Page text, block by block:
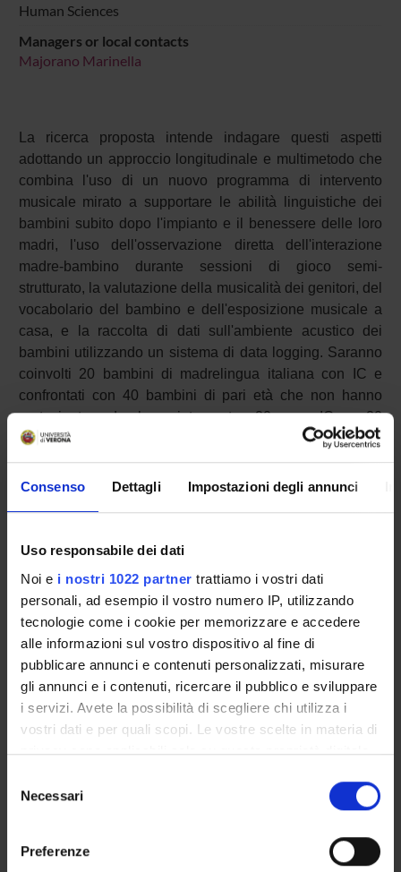
Consenso Dettagli Impostazioni degli annunci
Uso responsabile dei dati
Noi e i nostri 1022 partner trattiamo i vostri dati
personali, ad esempio il vostro numero IP, utilizzando
tecnologie come i cookie per memorizzare e accedere
alle informazioni sul vostro dispositivo al fine di
pubblicare annunci e contenuti personalizzati, misurare
gli annunci e i contenuti, ricercare il pubblico e sviluppare
i servizi. Avete la possibilità di scegliere chi utilizza i
vostri dati e per quali scopi. Le vostre scelte in materia di
privacy sono applicabili solo su questa proprietà digitale
modificare o revocare il proprio consenso in qualsiasi
momento dalla Dichiarazione sui cookie o facendo clic
delNecessari
Preferenze
Human Sciences
Managers or local contacts
Majorano Marinella
La ricerca proposta intende indagare questi aspetti
adottando un approccio longitudinale e multimetodo che
combina l'uso di un nuovo programma di intervento
musicale mirato a supportare le abilità linguistiche dei
bambini subito dopo l'impianto e il benessere delle loro
madri, l'uso dell'osservazione diretta dell'interazione
madre-bambino durante sessioni di gioco semi-
strutturato, la valutazione della musicalità dei genitori, del
vocabolario del bambino e dell'esposizione musicale a
casa, e la raccolta di dati sull'ambiente acustico dei
bambini utilizzando un sistema di data logging. Saranno
coinvolti 20 bambini di madrelingua italiana con IC e
confrontati con 40 bambini di pari età che non hanno
partecipato ad alcun intervento, 20 con IC e 20
normoudenti. Si ipotizzano migliori abilità di vocabolario,
maggiore coordinazione interpersonale nell'interazione e
un migliore benessere delle madri post-intervento, ma
ha il potenziale di fornire importanti implicazioni a livello
conseguente miglioramento delle competenze
linguistiche e del benessere generale dei bambini con IC
e delle loro madri.
PROJECT PARTICIPANTS
Marinella Majorano
Associate Professor
Formazione e organizzazioni